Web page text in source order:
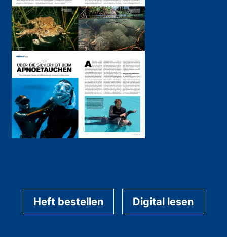
Heft bestellen Digital lesen